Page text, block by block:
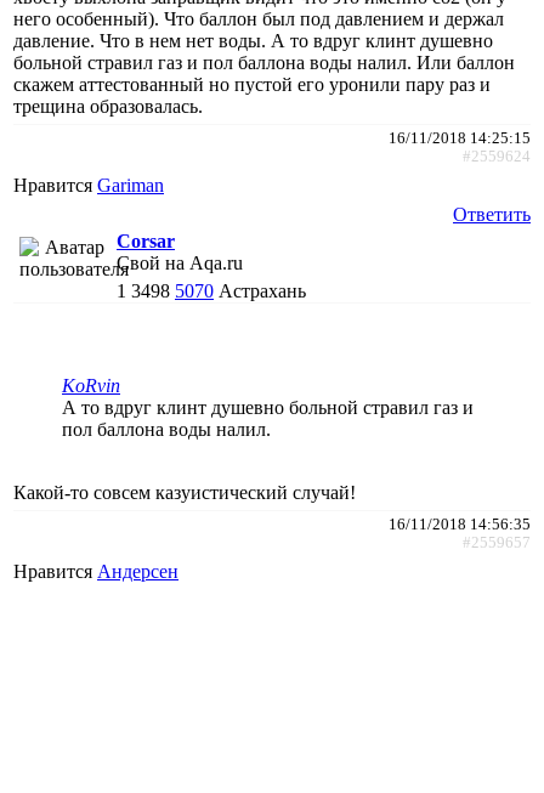
него особенный). Что баллон был под давлением и держал
давление. Что в нем нет воды. А то вдруг клинт душевно
больной стравил газ и пол баллона воды налил. Или баллон
скажем аттестованный но пустой его уронили пару раз и
трещина образовалась.
16/11/2018 14:25:15
#2559624
Нравится Gariman
Ответить
Corsar
Свой на Aqa.ru
1 3498 5070 Астрахань
KoRvin
А то вдруг клинт душевно больной стравил газ и
пол баллона воды налил.
Какой-то совсем казуистический случай!
16/11/2018 14:56:35
#2559657
Нравится Андерсен